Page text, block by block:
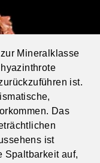
Mineralklasse
ist.
Das
ist
Spaltbarkeit auf,